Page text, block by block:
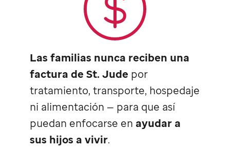
Las familias nunca reciben una
factura deSt. Jude por
tratamiento, transporte, hospedaje
ni alimentación — para que así
puedan enfocarse en ayudar a
sus hijos a vivir.